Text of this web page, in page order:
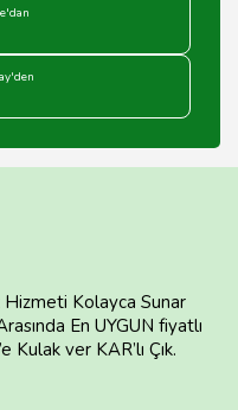
Hizmeti Kolayca Sunar
En UYGUN fiyatlı
ver KAR’lı Çık.